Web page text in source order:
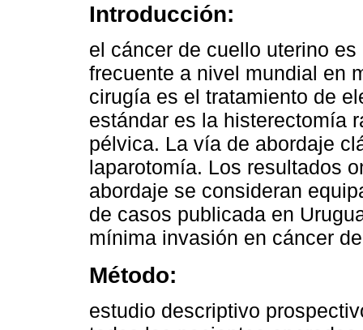
Introducción:
el cáncer de cuello uterino
frecuente a nivel mundial en
cirugía es el tratamiento de
estándar es la histerectomía
pélvica. La vía de abordaje
laparotomía. Los resultados
abordaje se consideran
de casos publicada en
mínima invasión en cáncer
Método:
estudio descriptivo